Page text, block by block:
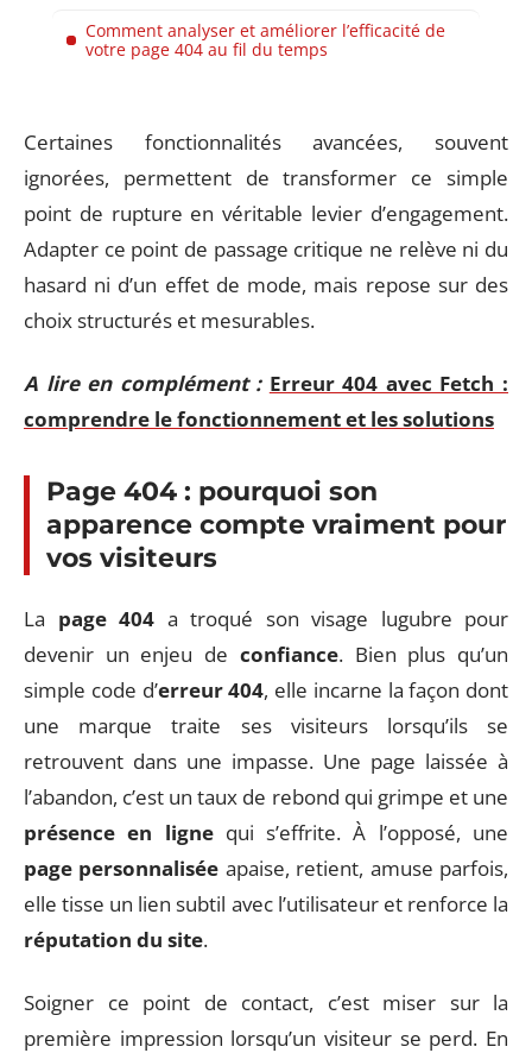
Comment analyser et améliorer l’efficacité de
votre page 404 au fil du temps
Certaines fonctionnalités avancées, souvent
ignorées, permettent de transformer ce simple
point de rupture en véritable levier d’engagement.
Adapter ce point de passage critique ne relève ni du
hasard ni d’un effet de mode, mais repose sur des
choix structurés et mesurables.
A lire en complément : Erreur 404 avec Fetch :
comprendre le fonctionnement et les solutions
Page 404 : pourquoi son
apparence compte vraiment pour
vos visiteurs
La page 404 a troqué son visage lugubre pour
devenir un enjeu de confiance. Bien plus qu’un
simple code d’erreur 404, elle incarne la façon dont
une marque traite ses visiteurs lorsqu’ils se
retrouvent dans une impasse. Une page laissée à
l’abandon, c’est un taux de rebond qui grimpe et une
présence en lignequi s’effrite. À l’opposé, une
page personnalisée apaise, retient, amuse parfois,
elle tisse un lien subtil avec l’utilisateur et renforce la
réputation du site.
Soigner ce point de contact, c’est miser sur la
première impression lorsqu’un visiteur se perd. En